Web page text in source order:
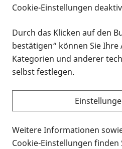
Vorlesen
Alle Infomaterialien in
Formaten an einem Ort
Sie möchten wissen, wie
suchen und dieses
können? Schauen Sie sich
Thema Infomaterial auf der
für blinde und
Cookie-Einstellungen
Durch das Klicken auf den
bestätigen“ können Sie Ihre
Kategorien und anderer
selbst festlegen.
Weitere Informationen
Cookie-Einstellungen finden